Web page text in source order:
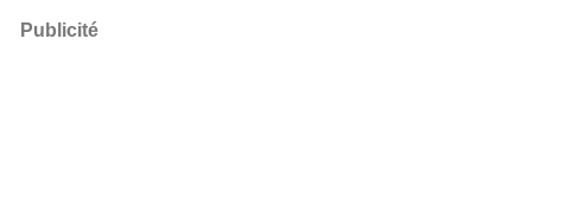
Publicité